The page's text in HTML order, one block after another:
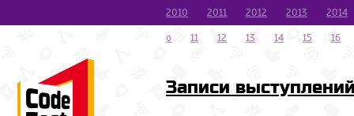
2010 2011 2012 2013
2014
o
11 12 13 14 15 16
Записи